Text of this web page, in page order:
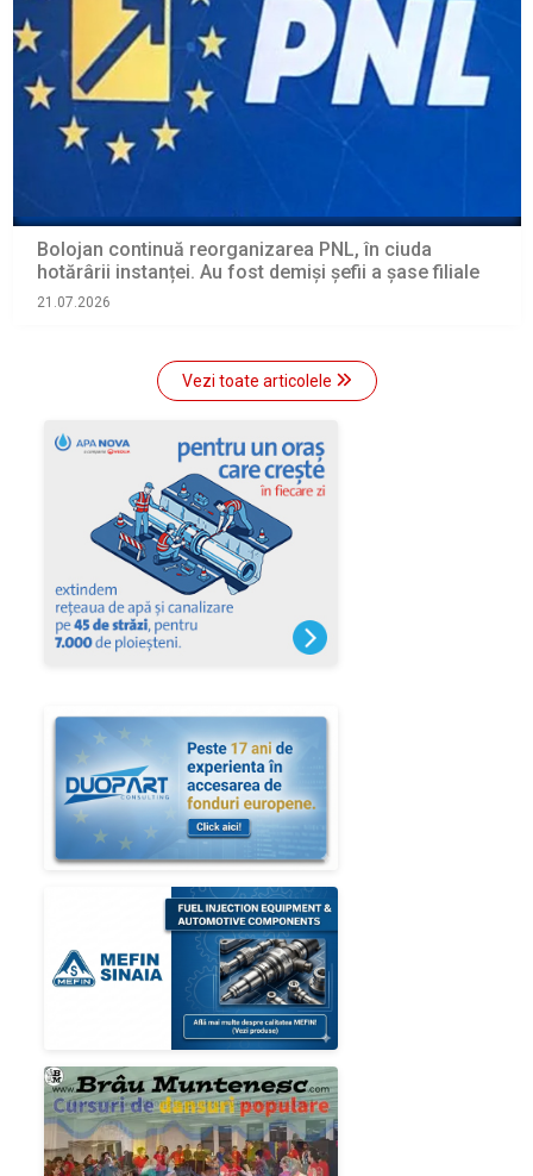
Bolojan continuă reorganizarea PNL, în ciuda
hotărârii instanței. Au fost demiși șefii a șase filiale
21.07.2026
Vezi toate articolele